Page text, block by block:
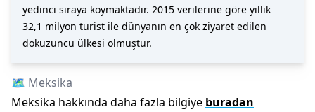
yedinci sıraya koymaktadır. 2015 verilerine göre yıllık
32,1 milyon turist ile dünyanın en çok ziyaret edilen
dokuzuncu ülkesi olmuştur.
🗺️ Meksika
Meksika hakkında daha fazla bilgiye buradan